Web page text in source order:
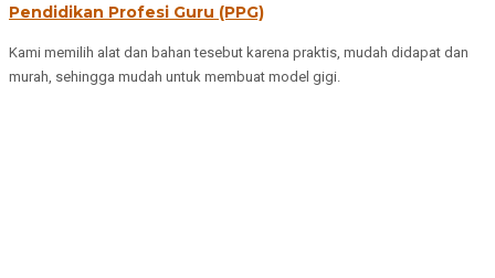
Pendidikan Profesi Guru (PPG)
Kami memilih alat dan bahan tesebut karena praktis, mudah didapat dan
murah, sehingga mudah untuk membuat model gigi.